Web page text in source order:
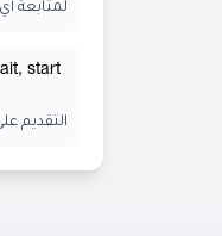
لمتابعة
start
التقديم